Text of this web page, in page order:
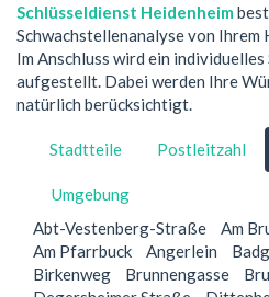
Schlüsseldienst Heidenheim
Schwachstellenanalyse von Ihrem
Im Anschluss wird ein
aufgestellt. Dabei werden Ihre
natürlich berücksichtigt.
Stadtteile Postleitzahl
Umgebung
Abt-Vestenberg-Straße
Am
Am Pfarrbuck
Angerlein
Birkenweg
Brunnengasse